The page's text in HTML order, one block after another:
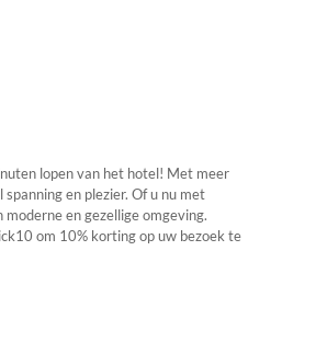
lopen van het hotel! Met meer
en plezier. Of u nu met
en gezellige omgeving.
om 10% korting op uw bezoek te